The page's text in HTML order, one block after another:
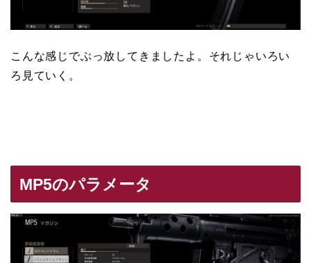
こんな感じでぶっ放してきましたよ。それじゃいろい
ろ見ていく。
MP5のパラメータ